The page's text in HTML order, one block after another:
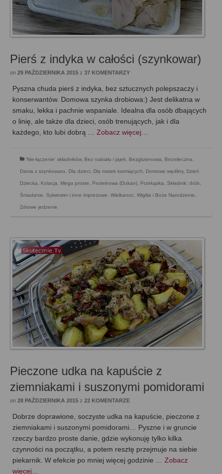
Pierś z indyka w całości (szynkowar)
on 29 PAŹDZIERNIKA 2015 z 37 KOMENTARZY
Pyszna chuda pierś z indyka, bez sztucznych polepszaczy i
konserwantów. Domowa szynka drobiowa:) Jest delikatna w
smaku, lekka i pachnie wspaniale. Idealna dla osób dbających
o linię, ale także dla dzieci, osób trenujących, jak i dla
każdego, kto lubi dobrą … Zobacz więcej…
'Nie-łączenie' składników, Bez nabiału i jajek Bezglutenowa Bezmleczna
Dania z szynkowaru Dla dzieci Dla matek karmiących Domowe wędliny, Dzień
Dziecka Kolacja Mega proste Proteinowa (Dukan) Przekąska Składnik: drób
Śniadanie Sylwester i inne imprezowe Wielkanoc Wigilia i Boże Narodzenie
Zdrowe jedzenie
Pieczone udka na kapuście z
ziemniakami i suszonymi pomidorami
on 28 PAŹDZIERNIKA 2015 z 22 KOMENTARZE
Dobrze doprawione, soczyste udka na kapuście, pieczone z
ziemniakami i suszonymi pomidorami… Pyszne i w gruncie
rzeczy bardzo proste danie, gdzie wykonuję tylko kilka
czynności na początku, a potem resztę przejmuje na siebie
piekarnik. W efekcie po mniej więcej godzinie … Zobacz
więcej…